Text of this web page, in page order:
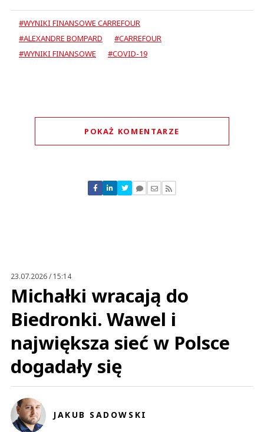
#WYNIKI FINANSOWE CARREFOUR
#ALEXANDRE BOMPARD
#CARREFOUR
#WYNIKI FINANSOWE
#COVID-19
POKAŻ KOMENTARZE
Nie znaleziono komentarzy
Zostaw swoje komentarze
23.07.2026 / 15:14
Michałki wracają do
Biedronki. Wawel i
największa sieć w Polsce
dogadały się
JAKUB SADOWSKI